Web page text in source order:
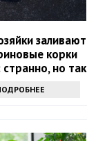
заливают
корки
странно, но так